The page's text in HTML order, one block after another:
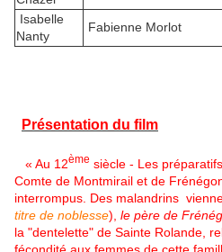
Isabelle
Nanty
Fabienne Morlot
Présentation du film
« Au 12ème siècle - Les
Comte de Montmirail et de
interrompus . Des malandrins
titre de noblesse), le père de
la "dentelette" de Sainte Rolande,